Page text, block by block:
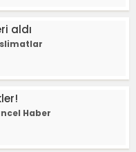
aldı
Haber